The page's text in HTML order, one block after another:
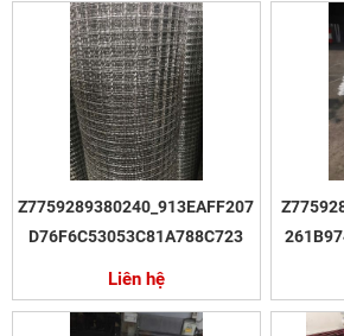
Z7759289380240_913EAFF207
D76F6C53053C81A788C723
Liên hệ